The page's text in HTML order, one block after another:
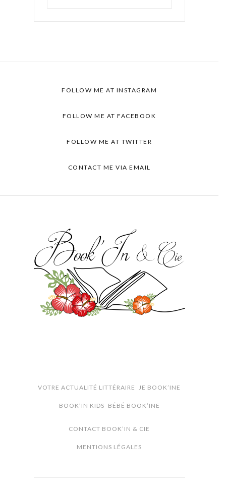
FOLLOW ME AT INSTAGRAM
FOLLOW ME AT FACEBOOK
FOLLOW ME AT TWITTER
CONTACT ME VIA EMAIL
VOTRE ACTUALITÉ LITTÉRAIRE JE BOOK’INE
BOOK’IN KIDS BÉBÉ BOOK’INE
CONTACT BOOK’IN & CIE
MENTIONS LÉGALES